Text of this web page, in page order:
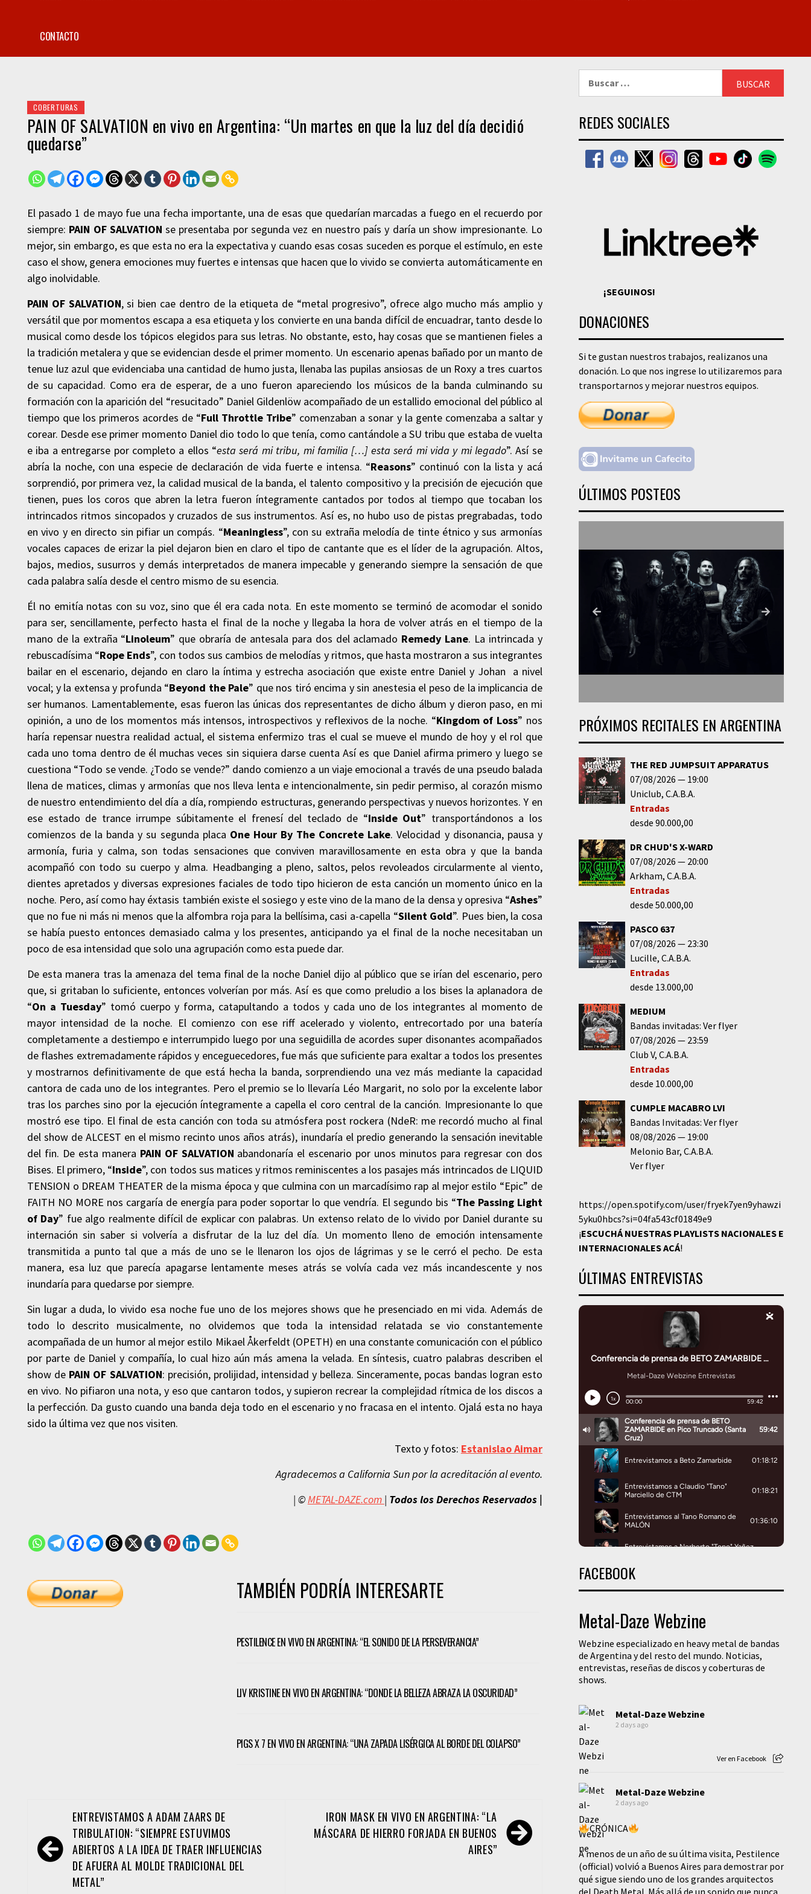
CONTACTO
COBERTURAS
PAIN OF SALVATION en vivo en Argentina: “Un martes en que la luz del día decidió
quedarse”
El pasado 1 de mayo fue una fecha importante, una de esas que quedarían marcadas a fuego en el recuerdo por
siempre: PAIN OF SALVATION se presentaba por segunda vez en nuestro país y daría un show impresionante. Lo
mejor, sin embargo, es que esta no era la expectativa y cuando esas cosas suceden es porque el estímulo, en este
caso el show, genera emociones muy fuertes e intensas que hacen que lo vivido se convierta automáticamente en
algo inolvidable.
PAIN OF SALVATION, si bien cae dentro de la etiqueta de “metal progresivo”, ofrece algo mucho más amplio y
versátil que por momentos escapa a esa etiqueta y los convierte en una banda difícil de encuadrar, tanto desde lo
musical como desde los tópicos elegidos para sus letras. No obstante, esto, hay cosas que se mantienen fieles a
la tradición metalera y que se evidencian desde el primer momento. Un escenario apenas bañado por un manto de
tenue luz azul que evidenciaba una cantidad de humo justa, llenaba las pupilas ansiosas de un Roxy a tres cuartos
de su capacidad. Como era de esperar, de a uno fueron apareciendo los músicos de la banda culminando su
formación con la aparición del “resucitado” Daniel Gildenlöw acompañado de un estallido emocional del público al
tiempo que los primeros acordes de “Full Throttle Tribe” comenzaban a sonar y la gente comenzaba a saltar y
corear. Desde ese primer momento Daniel dio todo lo que tenía, como cantándole a SU tribu que estaba de vuelta
e iba a entregarse por completo a ellos “esta será mi tribu, mi familia […] esta será mi vida y mi legado”. Así se
abría la noche, con una especie de declaración de vida fuerte e intensa. “Reasons” continuó con la lista y acá
sorprendió, por primera vez, la calidad musical de la banda, el talento compositivo y la precisión de ejecución que
tienen, pues los coros que abren la letra fueron íntegramente cantados por todos al tiempo que tocaban los
intrincados ritmos sincopados y cruzados de sus instrumentos. Así es, no hubo uso de pistas pregrabadas, todo
en vivo y en directo sin pifiar un compás. “Meaningless”, con su extraña melodía de tinte étnico y sus armonías
vocales capaces de erizar la piel dejaron bien en claro el tipo de cantante que es el líder de la agrupación. Altos,
bajos, medios, susurros y demás interpretados de manera impecable y generando siempre la sensación de que
cada palabra salía desde el centro mismo de su esencia.
Él no emitía notas con su voz, sino que él era cada nota. En este momento se terminó de acomodar el sonido
para ser, sencillamente, perfecto hasta el final de la noche y llegaba la hora de volver atrás en el tiempo de la
mano de la extraña “Linoleum” que obraría de antesala para dos del aclamado Remedy Lane. La intrincada y
rebuscadísima “Rope Ends”, con todos sus cambios de melodías y ritmos, que hasta mostraron a sus integrantes
bailar en el escenario, dejando en claro la íntima y estrecha asociación que existe entre Daniel y Johan a nivel
vocal; y la extensa y profunda “Beyond the Pale” que nos tiró encima y sin anestesia el peso de la implicancia de
ser humanos. Lamentablemente, esas fueron las únicas dos representantes de dicho álbum y dieron paso, en mi
opinión, a uno de los momentos más intensos, introspectivos y reflexivos de la noche. “Kingdom of Loss” nos
haría repensar nuestra realidad actual, el sistema enfermizo tras el cual se mueve el mundo de hoy y el rol que
cada uno toma dentro de él muchas veces sin siquiera darse cuenta Así es que Daniel afirma primero y luego se
cuestiona “Todo se vende. ¿Todo se vende?” dando comienzo a un viaje emocional a través de una pseudo balada
llena de matices, climas y armonías que nos lleva lenta e intencionalmente, sin pedir permiso, al corazón mismo
de nuestro entendimiento del día a día, rompiendo estructuras, generando perspectivas y nuevos horizontes. Y en
ese estado de trance irrumpe súbitamente el frenesí del teclado de “Inside Out” transportándonos a los
comienzos de la banda y su segunda placa One Hour By The Concrete Lake. Velocidad y disonancia, pausa y
armonía, furia y calma, son todas sensaciones que conviven maravillosamente en esta obra y que la banda
acompañó con todo su cuerpo y alma. Headbanging a pleno, saltos, pelos revoleados circularmente al viento,
dientes apretados y diversas expresiones faciales de todo tipo hicieron de esta canción un momento único en la
noche. Pero, así como hay éxtasis también existe el sosiego y este vino de la mano de la densa y opresiva “Ashes”
que no fue ni más ni menos que la alfombra roja para la bellísima, casi a-capella “Silent Gold”. Pues bien, la cosa
se había puesto entonces demasiado calma y los presentes, anticipando ya el final de la noche necesitaban un
poco de esa intensidad que solo una agrupación como esta puede dar.
De esta manera tras la amenaza del tema final de la noche Daniel dijo al público que se irían del escenario, pero
que, si gritaban lo suficiente, entonces volverían por más. Así es que como preludio a los bises la aplanadora de
“On a Tuesday” tomó cuerpo y forma, catapultando a todos y cada uno de los integrantes al momento de
mayor intensidad de la noche. El comienzo con ese riff acelerado y violento, entrecortado por una batería
completamente a destiempo e interrumpido luego por una seguidilla de acordes super disonantes acompañados
de flashes extremadamente rápidos y enceguecedores, fue más que suficiente para exaltar a todos los presentes
y mostrarnos definitivamente de que está hecha la banda, sorprendiendo una vez más mediante la capacidad
cantora de cada uno de los integrantes. Pero el premio se lo llevaría Léo Margarit, no solo por la excelente labor
tras los parches sino por la ejecución íntegramente a capella el coro central de la canción. Impresionante lo que
mostró ese tipo. El final de esta canción con toda su atmósfera post rockera (NdeR: me recordó mucho al final
del show de ALCEST en el mismo recinto unos años atrás), inundaría el predio generando la sensación inevitable
del fin. De esta manera PAIN OF SALVATION abandonaría el escenario por unos minutos para regresar con dos
Bises. El primero, “Inside”, con todos sus matices y ritmos reminiscentes a los pasajes más intrincados de LIQUID
TENSION o DREAM THEATER de la misma época y que culmina con un marcadísimo rap al mejor estilo “Epic” de
FAITH NO MORE nos cargaría de energía para poder soportar lo que vendría. El segundo bis “The Passing Light
of Day” fue algo realmente difícil de explicar con palabras. Un extenso relato de lo vivido por Daniel durante su
internación sin saber si volvería a disfrutar de la luz del día. Un momento lleno de emoción intensamente
transmitida a punto tal que a más de uno se le llenaron los ojos de lágrimas y se le cerró el pecho. De esta
manera, esa luz que parecía apagarse lentamente meses atrás se volvía cada vez más incandescente y nos
inundaría para quedarse por siempre.
Sin lugar a duda, lo vivido esa noche fue uno de los mejores shows que he presenciado en mi vida. Además de
todo lo descrito musicalmente, no olvidemos que toda la intensidad relatada se vio constantemente
acompañada de un humor al mejor estilo Mikael Åkerfeldt (OPETH) en una constante comunicación con el público
por parte de Daniel y compañía, lo cual hizo aún más amena la velada. En síntesis, cuatro palabras describen el
show de PAIN OF SALVATION: precisión, prolijidad, intensidad y belleza. Sinceramente, pocas bandas logran esto
en vivo. No pifiaron una nota, y eso que cantaron todos, y supieron recrear la complejidad rítmica de los discos a
la perfección. Da gusto cuando una banda deja todo en el escenario y no fracasa en el intento. Ojalá esta no haya
sido la última vez que nos visiten.
Texto y fotos: Estanislao Aimar
Agradecemos a California Sun por la acreditación al evento.
| ©METAL-DAZE.com | Todos los Derechos Reservados |
TAMBIÉN PODRÍA INTERESARTE
PESTILENCE EN VIVO EN ARGENTINA: “EL SONIDO DE LA PERSEVERANCIA”
LIV KRISTINE EN VIVO EN ARGENTINA: “DONDE LA BELLEZA ABRAZA LA OSCURIDAD”
PIGS X 7 EN VIVO EN ARGENTINA: “UNA ZAPADA LISÉRGICA AL BORDE DEL COLAPSO”
Navegación
de
entradas
ENTREVISTAMOS A ADAM ZAARS DE
TRIBULATION: “SIEMPRE ESTUVIMOS
ABIERTOS A LA IDEA DE TRAER INFLUENCIAS
DE AFUERA AL MOLDE TRADICIONAL DEL
METAL”
IRON MASK EN VIVO EN ARGENTINA: “LA
MÁSCARA DE HIERRO FORJADA EN BUENOS
AIRES”
REDES SOCIALES
¡SEGUINOS!
DONACIONES
Si te gustan nuestros trabajos, realizanos una
donación. Lo que nos ingrese lo utilizaremos para
transportarnos y mejorar nuestros equipos.
ÚLTIMOS POSTEOS
PRÓXIMOS RECITALES EN ARGENTINA
THE RED JUMPSUIT APPARATUS
07/08/2026
19:00
Uniclub C.A.B.A.
Entradas
desde 90.000,00
DR CHUD'S X-WARD
07/08/2026
20:00
Arkham C.A.B.A.
Entradas
desde 50.000,00
PASCO 637
07/08/2026
23:30
Lucille C.A.B.A.
Entradas
desde 13.000,00
MEDIUM
Bandas invitadas: Ver flyer
07/08/2026
23:59
Club V C.A.B.A.
Entradas
desde 10.000,00
CUMPLE MACABRO LVI
Bandas Invitadas: Ver flyer
08/08/2026
19:00
Melonio Bar C.A.B.A.
Ver flyer
https://open.spotify.com/user/fryek7yen9yhawzi
5yku0hbcs?si=04fa543cf01849e9
¡ESCUCHÁ NUESTRAS PLAYLISTS NACIONALES E
INTERNACIONALESACÁ!
ÚLTIMAS ENTREVISTAS
FACEBOOK
Metal-Daze Webzine
Webzine especializado en heavy metal de bandas
de Argentina y del resto del mundo. Noticias,
entrevistas, reseñas de discos y coberturas de
shows.
Metal-Daze Webzine
2 days ago
Ver en Facebook
Metal-Daze Webzine
2 days ago
CRÓNICA
A menos de un año de su última visita, Pestilence
(official) volvió a Buenos Aires para demostrar por
qué sigue siendo uno de los grandes arquitectos
del Death Metal. Más allá de un sonido que nunca